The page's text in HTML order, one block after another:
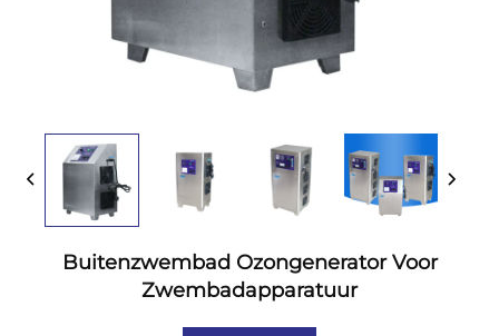
Buitenzwembad Ozongenerator Voor
Zwembadapparatuur